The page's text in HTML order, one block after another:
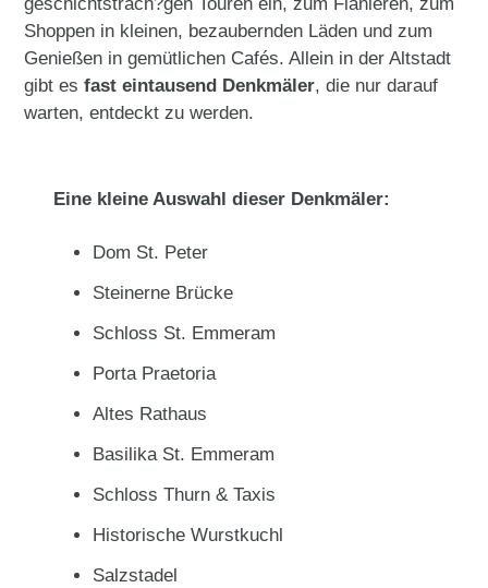
Shoppen in kleinen, bezaubernden Läden und zum
Genießen in gemütlichen Cafés. Allein in der Altstadt
gibt esfast eintausend Denkmäler, die nur darauf
warten, entdeckt zu werden.
Eine kleine Auswahl dieser Denkmäler:
Dom St. Peter
Steinerne Brücke
Schloss St. Emmeram
Porta Praetoria
Altes Rathaus
Basilika St. Emmeram
Schloss Thurn & Taxis
Historische Wurstkuchl
Salzstadel